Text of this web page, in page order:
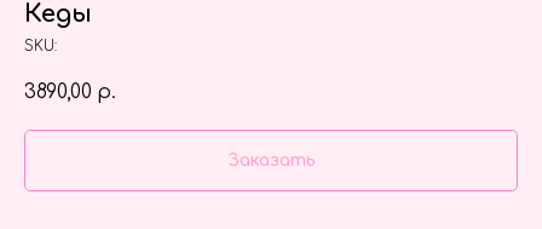
Кеды
SKU:
3890,00 р.
Заказать